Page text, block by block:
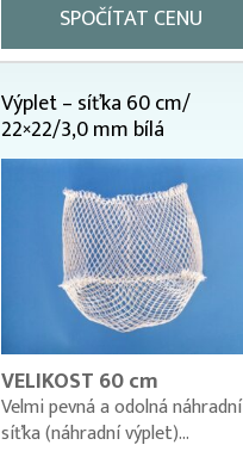
SPOČÍTAT CENU
Výplet – síťka 60 cm/
22×22/3,0 mm bílá
VELIKOST 60 cm
Velmi pevná a odolná náhradní
síťka (náhradní výplet)...